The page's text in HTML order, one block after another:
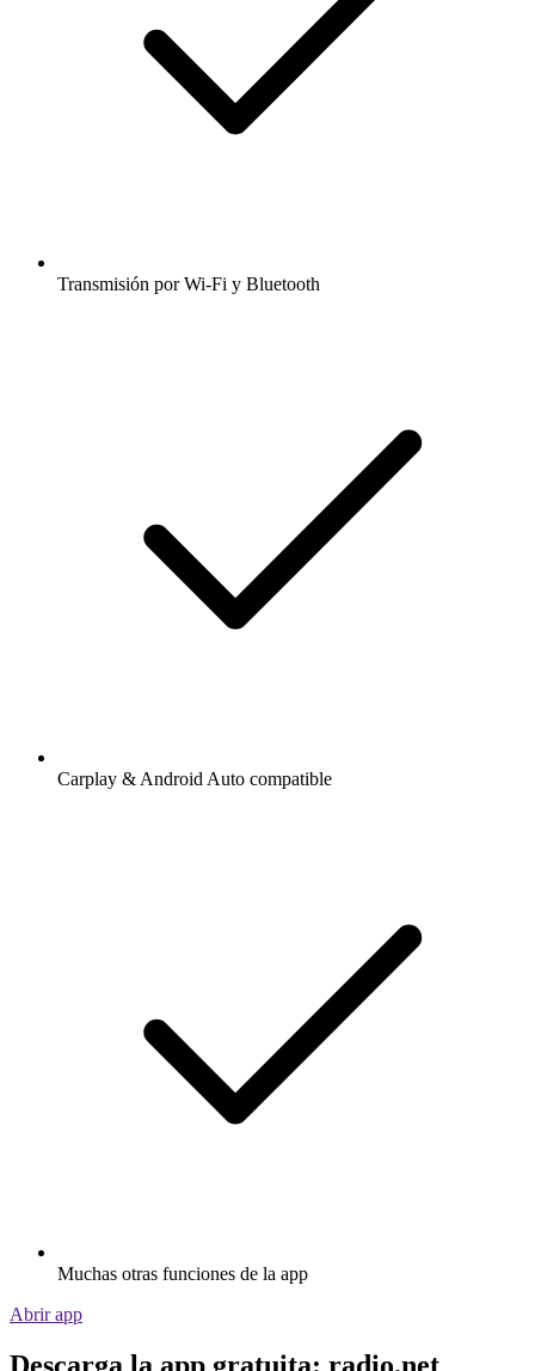
Transmisión por Wi-Fi y Bluetooth
Carplay & Android Auto compatible
Muchas otras funciones de la app
Abrir app